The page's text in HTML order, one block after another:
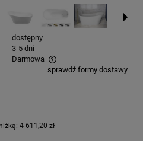
dostępny
3-5 dni
Darmowa
kosztów płatnościsprawdź formy dostawy
4 611,20 zł